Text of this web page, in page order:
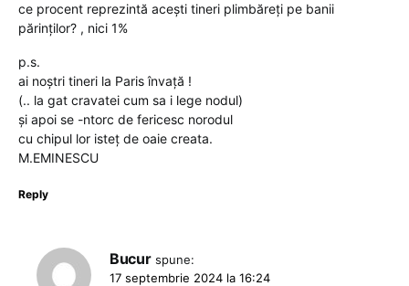
ce procent reprezintă acești tineri plimbăreți pe banii
părinților? , nici 1%
p.s.
ai noștri tineri la Paris învață !
(.. la gat cravatei cum sa i lege nodul)
și apoi se -ntorc de fericesc norodul
cu chipul lor isteț de oaie creata.
M.EMINESCU
Reply
Bucur spune:
17 septembrie 2024 la 16:24